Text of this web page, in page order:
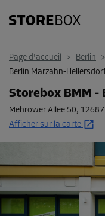
Page d'accueil > Berlin >
Berlin Marzahn-
Storebox BMM -
Mehrower Allee 50, 12687
Afficher sur la carte